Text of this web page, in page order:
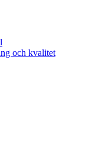
och kvalitet